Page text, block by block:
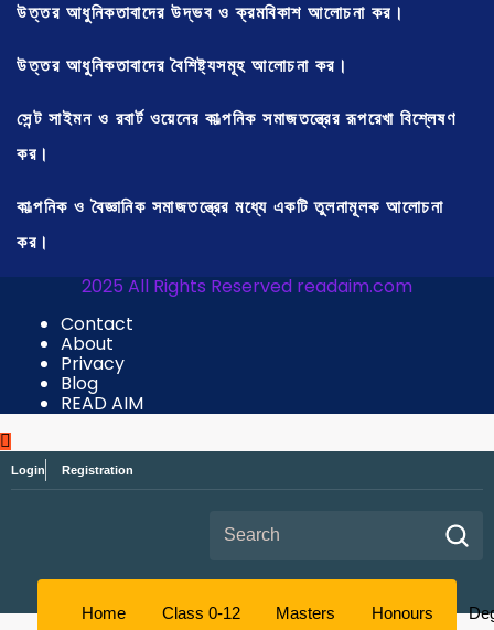
উত্তর আধুনিকতাবাদের উদ্ভব ও ক্রমবিকাশ আলোচনা কর।
উত্তর আধুনিকতাবাদের বৈশিষ্ট্যসমূহ আলোচনা কর।
সেন্ট সাইমন ও রবার্ট ওয়েনের কাল্পনিক সমাজতন্ত্রের রূপরেখা বিশ্লেষণ
কর।
কাল্পনিক ও বৈজ্ঞানিক সমাজতন্ত্রের মধ্যে একটি তুলনামূলক আলোচনা
কর।
2025 All Rights Reserved readaim.com
Contact
About
Privacy
Blog
READ AIM
Login Registration
Home Class 0-12 Masters Honours